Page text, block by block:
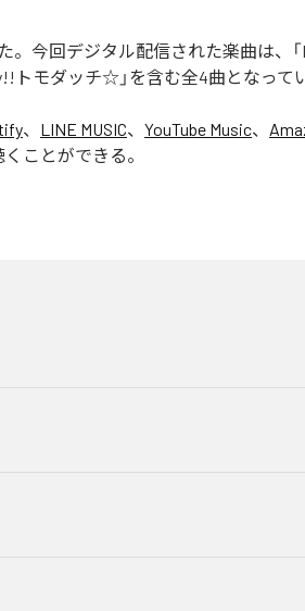
今回デジタル配信された楽曲は、「
トモダッチ☆」を含む全4曲となって
、 LINE MUSIC、 YouTube Music、
ことができる。